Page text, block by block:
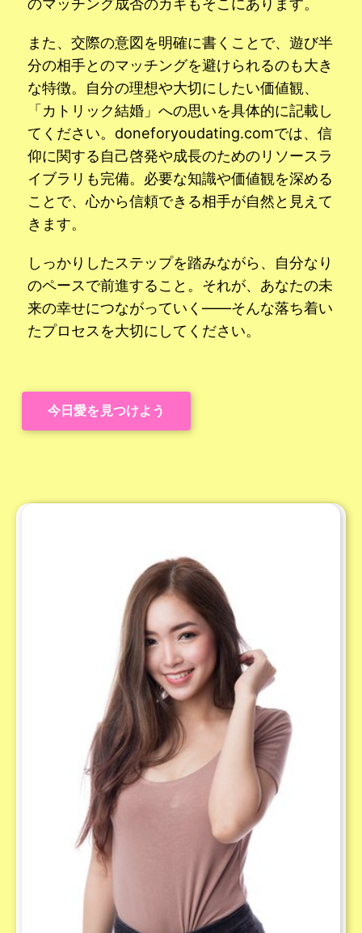
また、交際の意図を明確に書くことで、遊び半
分の相手とのマッチングを避けられるのも大き
な特徴。自分の理想や大切にしたい価値観、
「カトリック結婚」への思いを具体的に記載し
てください。doneforyoudating.comでは、信
仰に関する自己啓発や成長のためのリソースラ
イブラリも完備。必要な知識や価値観を深める
ことで、心から信頼できる相手が自然と見えて
きます。
しっかりしたステップを踏みながら、自分なり
のペースで前進すること。それが、あなたの未
来の幸せにつながっていく――そんな落ち着い
たプロセスを大切にしてください。
今日愛を見つけよう